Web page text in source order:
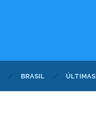
BRASIL ÚLTIMAS